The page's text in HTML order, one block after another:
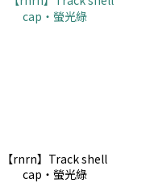
【rnrn】Track shell
cap・螢光綠